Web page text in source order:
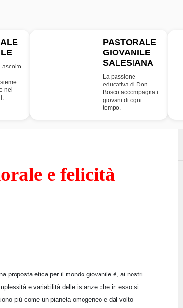
ascolto
nel
PASTORALE
GIOVANILE
SALESIANA
La passione
educativa di Don
Bosco accompagna i
giovani di ogni
tempo.
e felicità
proposta etica per il mondo giovanile è, ai nostri
e variabilità delle istanze che in esso si
più come un pianeta omogeneo e dal volto